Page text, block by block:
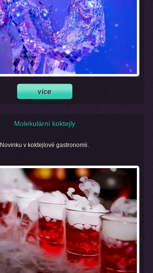
Molekulární koktejly
Novinku v koktejlové gastronomii.